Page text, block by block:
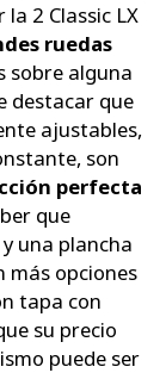
2 Classic LX
ruedas
sobre alguna
destacar que
ajustables,
son
perfecta
que
una plancha
más opciones
tapa con
su precio
puede ser